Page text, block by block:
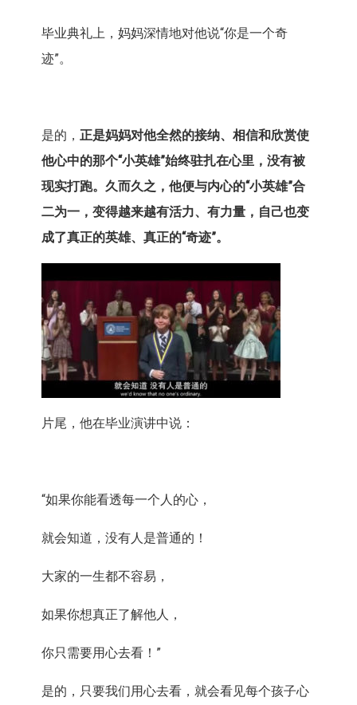
毕业典礼上，妈妈深情地对他说“你是一个奇
迹”。
是的， 正是妈妈对他全然的接纳、相信和欣赏使
他心中的那个“小英雄”始终驻扎在心里，没有被
现实打跑。久而久之，他便与内心的“小英雄”合
二为一，变得越来越有活力、有力量，自己也变
成了真正的英雄、真正的“奇迹”。
片尾，他在毕业演讲中说：
“如果你能看透每一个人的心，
就会知道，没有人是普通的！
大家的一生都不容易，
如果你想真正了解他人，
你只需要用心去看！”
是的，只要我们用心去看，就会看见每个孩子心